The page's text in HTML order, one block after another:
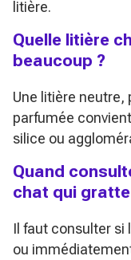
litière.
Quelle litière
beaucoup ?
Une litière neutre,
parfumée
silice ou
Quand
chat qui
Il faut consulter si
ou